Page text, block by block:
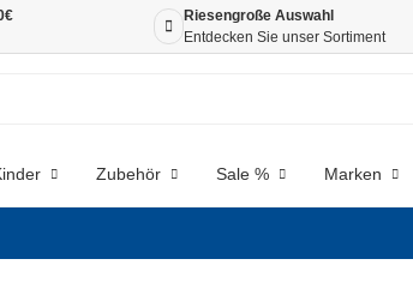
Riesengroße Auswahl
Entdecken Sie unser Sortiment
Zubehör Sale % Marken